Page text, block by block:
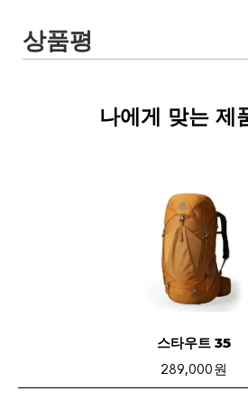
나에게 맞는 제
스타우트 35
289,000 원